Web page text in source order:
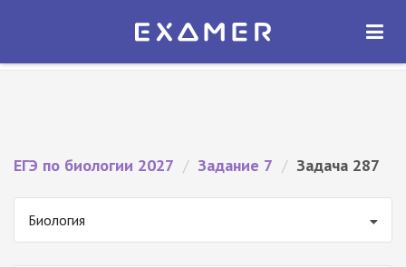
Экзамер — ЕГЭ 2027
ОТКРЫТЬ
ЕГЭ по биологии 2027 / Задание 7 / Задача 287
Биология